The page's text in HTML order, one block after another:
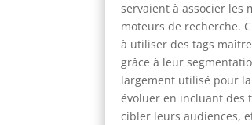
servaient à associer
moteurs de recherche.
à utiliser des tags
grâce à leur
largement utilisé pour
évoluer en incluant des
cibler leurs audiences,